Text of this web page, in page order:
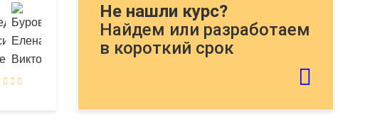
Не нашли курс?
Найдем или разработаем
в короткий срок
решите пример: